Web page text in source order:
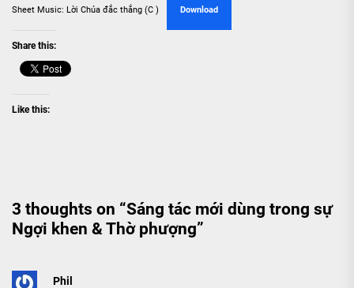
Sheet Music: Lời Chúa đắc thắng (C ) Download
Share this:
Like this:
3 thoughts on “Sáng tác mới dùng trong sự
Ngợi khen & Thờ phượng”
Phil